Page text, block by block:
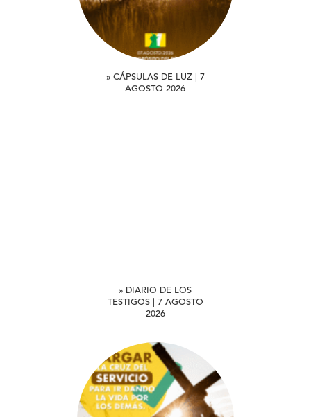
» CÁPSULAS DE LUZ | 7
AGOSTO 2026
» DIARIO DE LOS
TESTIGOS | 7 AGOSTO
2026